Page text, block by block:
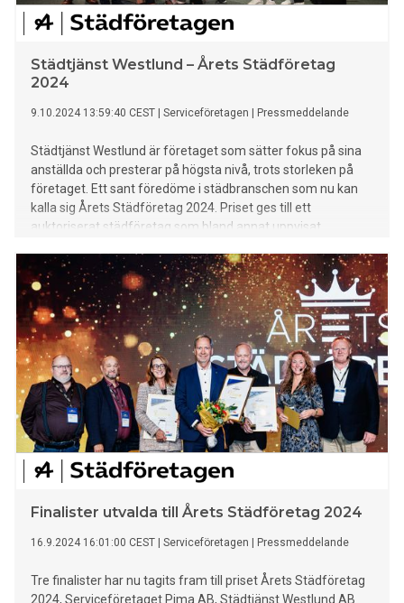
Städtjänst Westlund – Årets Städföretag
2024
9.10.2024 13:59:40 CEST Serviceföretagen Pressmeddelande
Städtjänst Westlund är företaget som sätter fokus på sina
anställda och presterar på högsta nivå, trots storleken på
företaget. Ett sant föredöme i städbranschen som nu kan
kalla sig Årets Städföretag 2024. Priset ges till ett
auktoriserat städföretag som bland annat uppvisat
Finalister utvalda till Årets Städföretag 2024
16.9.2024 16:01:00 CEST Serviceföretagen Pressmeddelande
Tre finalister har nu tagits fram till priset Årets Städföretag
2024, Serviceföretaget Pima AB, Städtjänst Westlund AB